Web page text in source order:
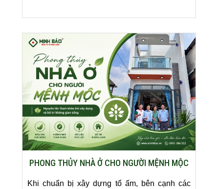
PHONG THỦY NHÀ Ở CHO NGƯỜI MỆNH MỘC
Khi chuẩn bị xây dựng tổ ấm, bên cạnh các